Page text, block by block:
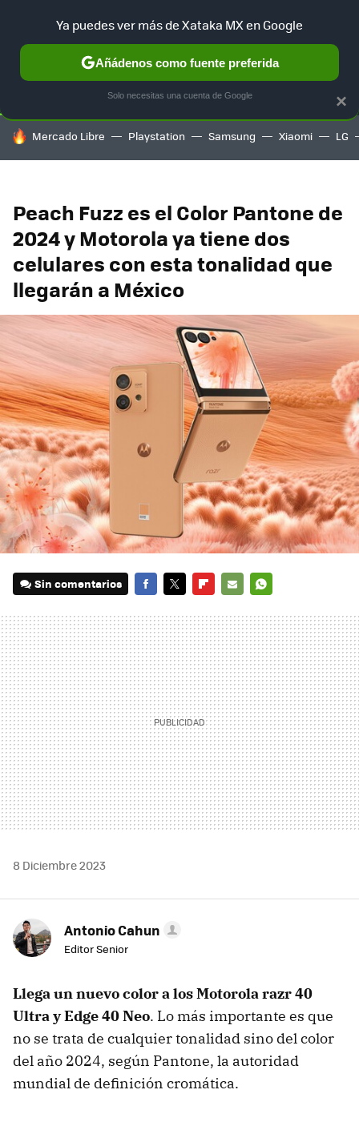
SELECCIÓN GAMING HOME AUTO TERRITORIO
HOY SE HABLA DE
Mercado Libre Playstation Samsung Xiaomi LG
Peach Fuzz es el Color Pantone de
2024 y Motorola ya tiene dos
celulares con esta tonalidad que
llegarán a México
Sin comentarios
MAIL
8 Diciembre 2023
Antonio Cahun
Editor Senior
Llega un nuevo color a los Motorola razr 40
Ultra y Edge 40 Neo. Lo más importante es que
no se trata de cualquier tonalidad sino del color
del año 2024, según Pantone, la autoridad
mundial de definición cromática.
×
Ya puedes ver más de Xataka MX en Google
Añádenos como fuente preferida
Solo necesitas una cuenta de Google